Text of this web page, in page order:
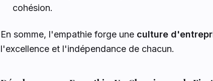
cohésion.
En somme, l'empathie forge une culture
l'excellence et l'indépendance de chacun.